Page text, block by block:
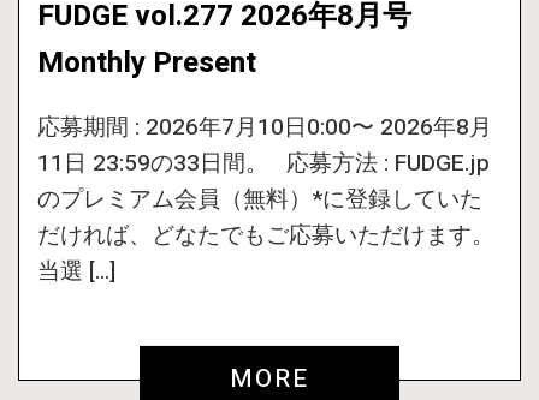
FUDGE vol.277 2026年8月号
Monthly Present
応募期間 : 2026年7月10日0:00〜 2026年8月
11日 23:59の33日間。 応募方法 : FUDGE.jp
のプレミアム会員（無料）*に登録していた
だければ、どなたでもご応募いただけます。
当選 […]
MORE